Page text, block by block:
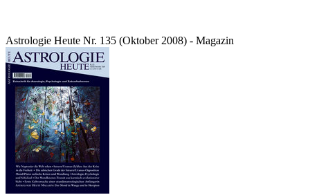
Astrologie Heute Nr. 135 (Oktober 2008) - Magazin